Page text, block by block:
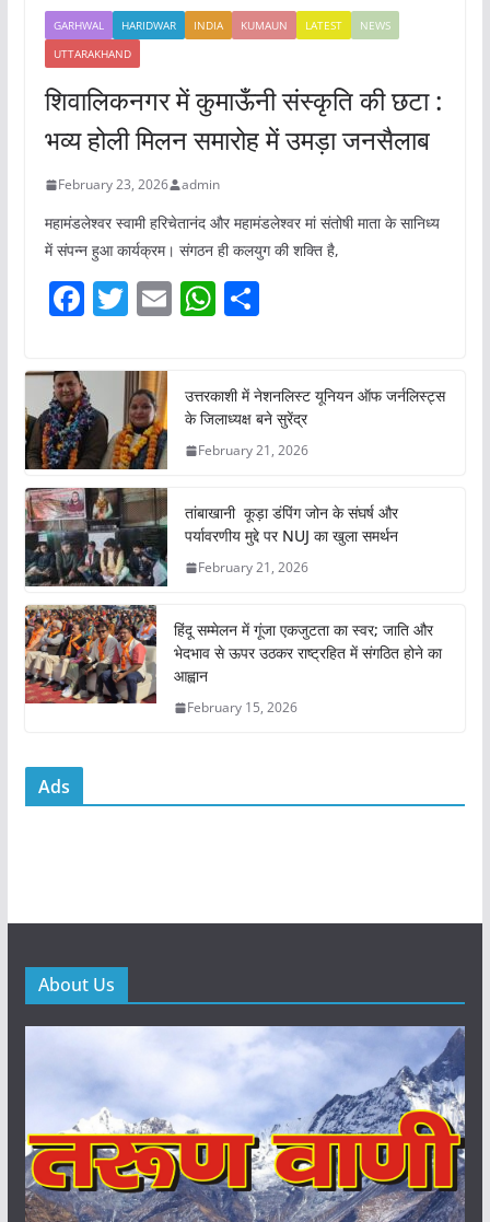
GARHWAL HARIDWAR INDIA KUMAUN LATEST
NEWS
UTTARAKHAND
शिवालिकनगर में कुमाऊँनी संस्कृति की छटा :
भव्य होली मिलन समारोह में उमड़ा जनसैलाब
February 23, 2026 admin
महामंडलेश्वर स्वामी हरिचेतानंद और महामंडलेश्वर मां संतोषी माता के सानिध्य
में संपन्न हुआ कार्यक्रम। संगठन ही कलयुग की शक्ति है,
F
c
e
b
o
o
k
T
itt
er
E W
s
A
p
S
e
उत्तरकाशी में नेशनलिस्ट यूनियन ऑफ जर्नलिस्ट्स
के जिलाध्यक्ष बने सुरेंद्र
February 21, 2026
तांबाखानी कूड़ा डंपिंग जोन के संघर्ष और
पर्यावरणीय मुद्दे पर NUJ का खुला समर्थन
February 21, 2026
हिंदू सम्मेलन में गूंजा एकजुटता का स्वर; जाति और
भेदभाव से ऊपर उठकर राष्ट्रहित में संगठित होने का
आह्वान
February 15, 2026
Ads
About Us